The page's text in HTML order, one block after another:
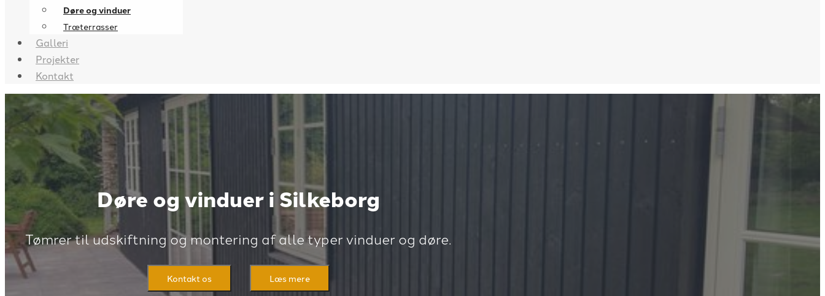
Døre og vinduer
Træterrasser
Galleri
Projekter
Kontakt
Døre og vinduer i Silkeborg
Tømrer til udskiftning og montering af alle typer vinduer og døre.
Kontakt os Læs mere